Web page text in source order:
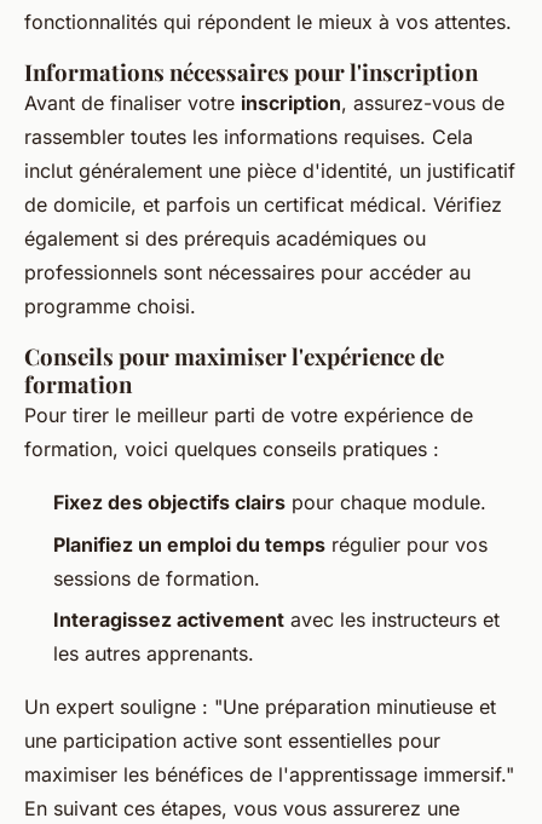
fonctionnalités qui répondent le mieux à vos attentes.
Informations nécessaires pour l'inscription
Avant de finaliser votre inscription, assurez-vous de
rassembler toutes les informations requises. Cela
inclut généralement une pièce d'identité, un justificatif
de domicile, et parfois un certificat médical. Vérifiez
également si des prérequis académiques ou
professionnels sont nécessaires pour accéder au
programme choisi.
Conseils pour maximiser l'expérience de
formation
Pour tirer le meilleur parti de votre expérience de
formation, voici quelques conseils pratiques :
Fixez des objectifs clairs pour chaque module.
Planifiez un emploi du temps régulier pour vos
sessions de formation.
Interagissez activement avec les instructeurs et
les autres apprenants.
Un expert souligne : "Une préparation minutieuse et
une participation active sont essentielles pour
maximiser les bénéfices de l'apprentissage immersif."
En suivant ces étapes, vous vous assurerez une